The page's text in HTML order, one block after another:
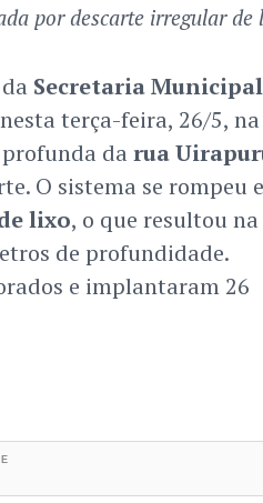
por descarte irregular de
Secretaria
terça-feira, 26/5, na
da rua
O sistema se rompeu
lixo, o que resultou na
de profundidade.
e implantaram 26